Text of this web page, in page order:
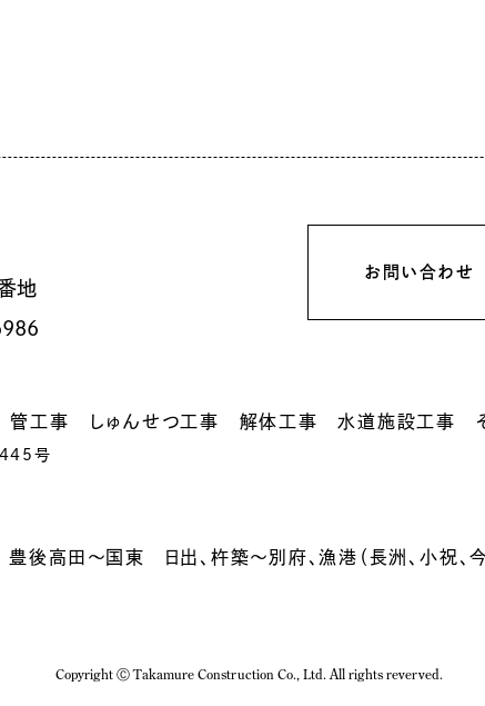
地
お問い合わせ
工事 しゅんせつ工事 解体工事 水道施設工事 そ
号
高田〜国東 日出、杵築〜別府、漁港（長洲、小祝、今
Copyright Ⓒ Takamure Construction Co., Ltd. All rights reverved.